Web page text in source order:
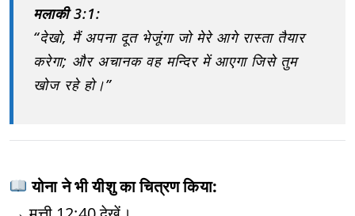
मलाकी 3:1:
“देखो, मैं अपना दूत भेजूंगा जो मेरे आगे रास्ता तैयार
करेगा; और अचानक वह मन्दिर में आएगा जिसे तुम
खोज रहे हो।”
योना ने भी यीशु का चित्रण किया: